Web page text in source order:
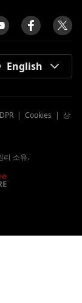
English
| Cookies | 상
리 소유.